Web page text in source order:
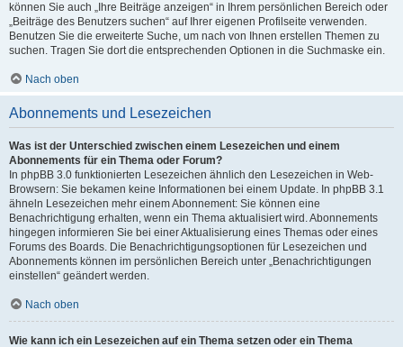
können Sie auch „Ihre Beiträge anzeigen“ in Ihrem persönlichen Bereich oder
„Beiträge des Benutzers suchen“ auf Ihrer eigenen Profilseite verwenden.
Benutzen Sie die erweiterte Suche, um nach von Ihnen erstellen Themen zu
suchen. Tragen Sie dort die entsprechenden Optionen in die Suchmaske ein.
Nach oben
Abonnements und Lesezeichen
Was ist der Unterschied zwischen einem Lesezeichen und einem
Abonnements für ein Thema oder Forum?
In phpBB 3.0 funktionierten Lesezeichen ähnlich den Lesezeichen in Web-
Browsern: Sie bekamen keine Informationen bei einem Update. In phpBB 3.1
ähneln Lesezeichen mehr einem Abonnement: Sie können eine
Benachrichtigung erhalten, wenn ein Thema aktualisiert wird. Abonnements
hingegen informieren Sie bei einer Aktualisierung eines Themas oder eines
Forums des Boards. Die Benachrichtigungsoptionen für Lesezeichen und
Abonnements können im persönlichen Bereich unter „Benachrichtigungen
einstellen“ geändert werden.
Nach oben
Wie kann ich ein Lesezeichen auf ein Thema setzen oder ein Thema